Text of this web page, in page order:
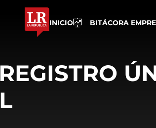
INICIO BITÁCORA